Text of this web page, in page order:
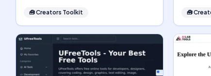
🧰Creators Toolkit 🧰